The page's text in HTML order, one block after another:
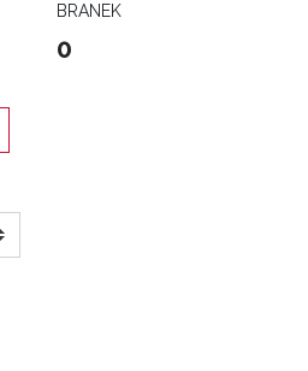
BRANEK
0